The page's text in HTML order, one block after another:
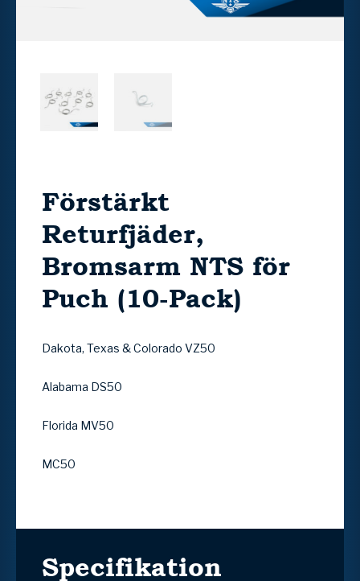
Förstärkt
Returfjäder,
Bromsarm NTS för
Puch (10-Pack)
Dakota, Texas & Colorado VZ50
Alabama DS50
Florida MV50
MC50
Specifikation